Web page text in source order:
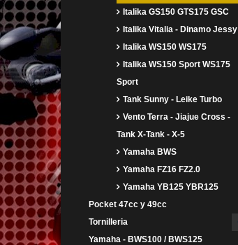
Italika GS150 GTS175 GSC
Italika Vitalia - Dinamo Jessy
Italika WS150 WS175
Italika WS150 Sport WS175
Sport
Tank Sunny - Leike Turbo
Vento Terra - Jiajue Cross -
Tank X-Tank - X-5
Yamaha BWS
Yamaha FZ16 FZ2.0
Yamaha YB125 YBR125
Pocket 47cc y 49cc
Tornilleria
Yamaha - BWS100 / BWS125